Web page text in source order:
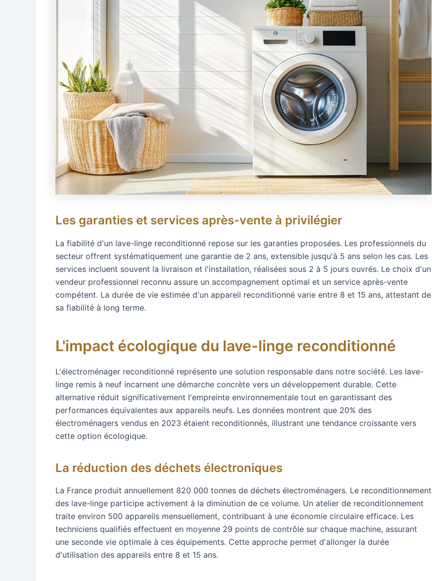
Les garanties et services après-vente à privilégier
La fiabilité d'un lave-linge reconditionné repose sur les garanties proposées. Les professionnels du
secteur offrent systématiquement une garantie de 2 ans, extensible jusqu'à 5 ans selon les cas. Les
services incluent souvent la livraison et l'installation, réalisées sous 2 à 5 jours ouvrés. Le choix d'un
vendeur professionnel reconnu assure un accompagnement optimal et un service après-vente
compétent. La durée de vie estimée d'un appareil reconditionné varie entre 8 et 15 ans, attestant de
sa fiabilité à long terme.
L'impact écologique du lave-linge reconditionné
L'électroménager reconditionné représente une solution responsable dans notre société. Les lave-
linge remis à neuf incarnent une démarche concrète vers un développement durable. Cette
alternative réduit significativement l'empreinte environnementale tout en garantissant des
performances équivalentes aux appareils neufs. Les données montrent que 20% des
électroménagers vendus en 2023 étaient reconditionnés, illustrant une tendance croissante vers
cette option écologique.
La réduction des déchets électroniques
La France produit annuellement 820 000 tonnes de déchets électroménagers. Le reconditionnement
des lave-linge participe activement à la diminution de ce volume. Un atelier de reconditionnement
traite environ 500 appareils mensuellement, contribuant à une économie circulaire efficace. Les
techniciens qualifiés effectuent en moyenne 29 points de contrôle sur chaque machine, assurant
une seconde vie optimale à ces équipements. Cette approche permet d'allonger la durée
d'utilisation des appareils entre 8 et 15 ans.